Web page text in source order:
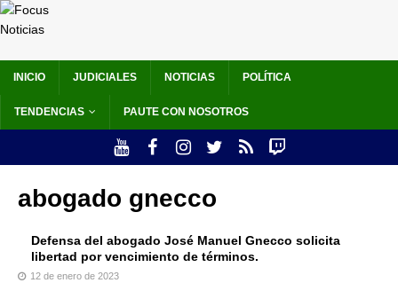
INICIO JUDICIALES NOTICIAS POLÍTICA
TENDENCIAS PAUTE CON NOSOTROS
abogado gnecco
Defensa del abogado José Manuel Gnecco solicita
libertad por vencimiento de términos.
12 de enero de 2023